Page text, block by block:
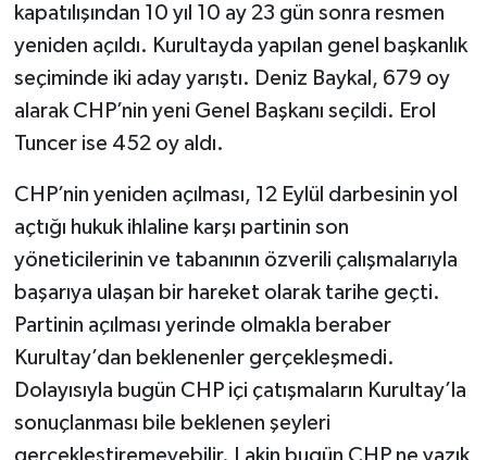
kapatılışından 10 yıl 10 ay 23 gün sonra resmen
yeniden açıldı. Kurultayda yapılan genel başkanlık
seçiminde iki aday yarıştı. Deniz Baykal, 679 oy
alarak CHP’nin yeni Genel Başkanı seçildi. Erol
Tuncer ise 452 oy aldı.
CHP’nin yeniden açılması, 12 Eylül darbesinin yol
açtığı hukuk ihlaline karşı partinin son
yöneticilerinin ve tabanının özverili çalışmalarıyla
başarıya ulaşan bir hareket olarak tarihe geçti.
Partinin açılması yerinde olmakla beraber
Kurultay’dan beklenenler gerçekleşmedi.
Dolayısıyla bugün CHP içi çatışmaların Kurultay’la
sonuçlanması bile beklenen şeyleri
gerçekleştiremeyebilir. Lakin bugün CHP ne yazık